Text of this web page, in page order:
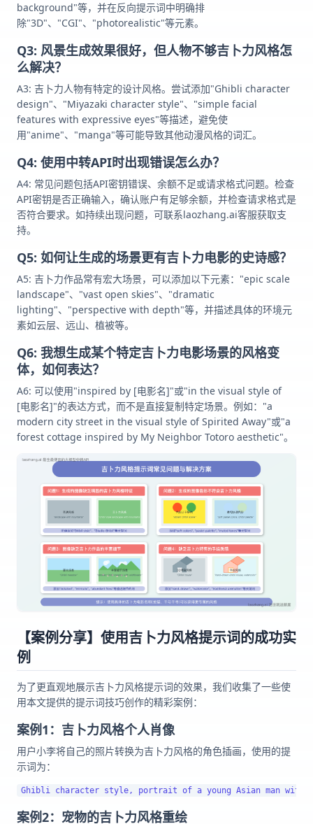
background"等，并在反向提示词中明确排
除"3D"、"CGI"、"photorealistic"等元素。
Q3: 风景生成效果很好，但人物不够吉卜力风格怎
么解决？
A3: 吉卜力人物有特定的设计风格。尝试添加"Ghibli character
design"、"Miyazaki character style"、"simple facial
features with expressive eyes"等描述，避免使
用"anime"、"manga"等可能导致其他动漫风格的词汇。
Q4: 使用中转API时出现错误怎么办？
A4: 常见问题包括API密钥错误、余额不足或请求格式问题。检查
API密钥是否正确输入，确认账户有足够余额，并检查请求格式是
否符合要求。如持续出现问题，可联系laozhang.ai客服获取支
持。
Q5: 如何让生成的场景更有吉卜力电影的史诗感？
A5: 吉卜力作品常有宏大场景，可以添加以下元素："epic scale
landscape"、"vast open skies"、"dramatic
lighting"、"perspective with depth"等，并描述具体的环境元
素如云层、远山、植被等。
Q6: 我想生成某个特定吉卜力电影场景的风格变
体，如何表达？
A6: 可以使用"inspired by [电影名]"或"in the visual style of
[电影名]"的表达方式，而不是直接复制特定场景。例如："a
modern city street in the visual style of Spirited Away"或"a
forest cottage inspired by My Neighbor Totoro aesthetic"。
【案例分享】使用吉卜力风格提示词的成功实
例
为了更直观地展示吉卜力风格提示词的效果，我们收集了一些使
用本文提供的提示词技巧创作的精彩案例：
案例1：吉卜力风格个人肖像
用户小李将自己的照片转换为吉卜力风格的角色插画，使用的提
示词为：
案例2：宠物的吉卜力风格重绘